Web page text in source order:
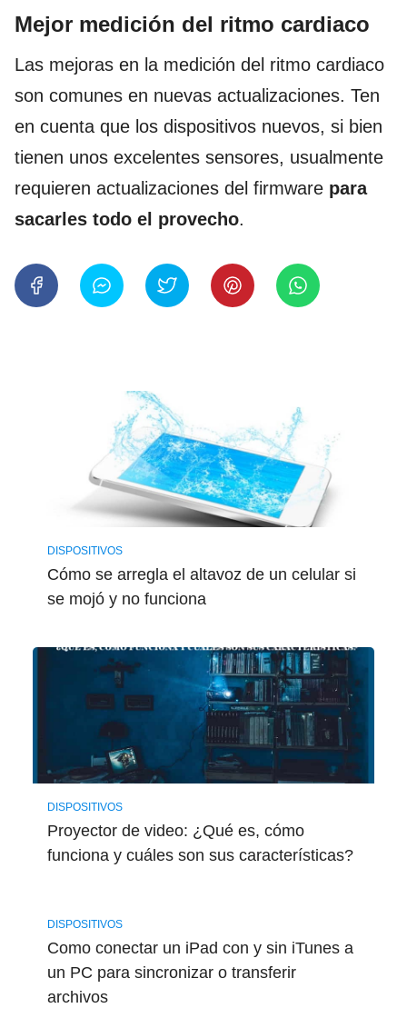
Mejor medición del ritmo cardiaco
Las mejoras en la medición del ritmo cardiaco
son comunes en nuevas actualizaciones. Ten
en cuenta que los dispositivos nuevos, si bien
tienen unos excelentes sensores, usualmente
requieren actualizaciones del firmware para
sacarles todo el provecho.
DISPOSITIVOS
Cómo se arregla el altavoz de un celular si
se mojó y no funciona
DISPOSITIVOS
Proyector de video: ¿Qué es, cómo
funciona y cuáles son sus características?
DISPOSITIVOS
Como conectar un iPad con y sin iTunes a
un PC para sincronizar o transferir
archivos